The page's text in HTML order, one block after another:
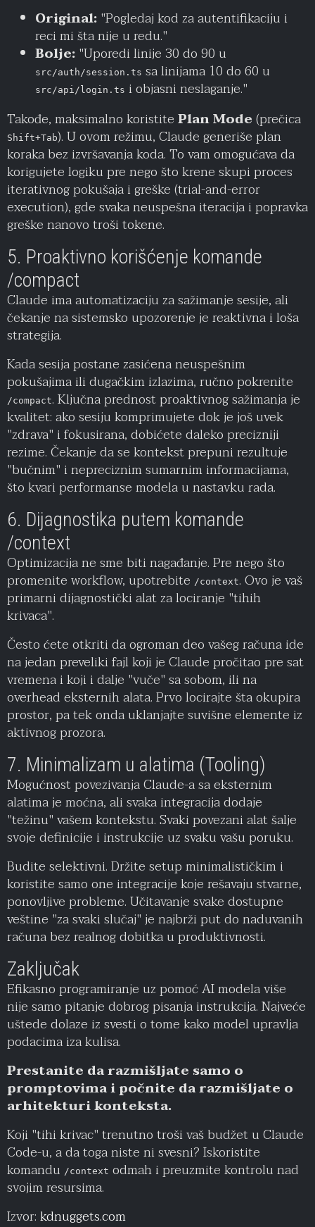
Original:"Pogledaj kod za autentifikaciju i
reci mi šta nije u redu."
Bolje:"Uporedi linije 30 do 90 u
src/auth/session.ts sa linijama 10 do 60 u
src/api/login.ts i objasni neslaganje."
Takođe, maksimalno koristitePlan Mode(prečica
Shift+Tab). U ovom režimu, Claude generiše plan
koraka bez izvršavanja koda. To vam omogućava da
korigujete logiku pre nego što krene skupi proces
iterativnog pokušaja i greške (trial-and-error
execution), gde svaka neuspešna iteracija i popravka
greške nanovo troši tokene.
5. Proaktivno korišćenje komande
/compact
Claude ima automatizaciju za sažimanje sesije, ali
čekanje na sistemsko upozorenje je reaktivna i loša
strategija.
Kada sesija postane zasićena neuspešnim
pokušajima ili dugačkim izlazima, ručno pokrenite
/compact. Ključna prednost proaktivnog sažimanja je
kvalitet: ako sesiju komprimujete dok je još uvek
"zdrava" i fokusirana, dobićete daleko precizniji
rezime. Čekanje da se kontekst prepuni rezultuje
"bučnim" i nepreciznim sumarnim informacijama,
što kvari performanse modela u nastavku rada.
6. Dijagnostika putem komande
/context
Optimizacija ne sme biti nagađanje. Pre nego što
promenite workflow, upotrebite /context. Ovo je vaš
primarni dijagnostički alat za lociranje "tihih
krivaca".
Često ćete otkriti da ogroman deo vašeg računa ide
na jedan preveliki fajl koji je Claude pročitao pre sat
vremena i koji i dalje "vuče" sa sobom, ili na
overhead eksternih alata. Prvo locirajte šta okupira
prostor, pa tek onda uklanjajte suvišne elemente iz
aktivnog prozora.
7. Minimalizam u alatima (Tooling)
Mogućnost povezivanja Claude-a sa eksternim
alatima je moćna, ali svaka integracija dodaje
"težinu" vašem kontekstu. Svaki povezani alat šalje
svoje definicije i instrukcije uz svaku vašu poruku.
Budite selektivni. Držite setup minimalističkim i
koristite samo one integracije koje rešavaju stvarne,
ponovljive probleme. Učitavanje svake dostupne
veštine "za svaki slučaj" je najbrži put do naduvanih
računa bez realnog dobitka u produktivnosti.
Zaključak
Efikasno programiranje uz pomoć AI modela više
nije samo pitanje dobrog pisanja instrukcija. Najveće
uštede dolaze iz svesti o tome kako model upravlja
podacima iza kulisa.
Prestanite da razmišljate samo o
promptovima i počnite da razmišljate o
arhitekturi konteksta.
Koji "tihi krivac" trenutno troši vaš budžet u Claude
Code-u, a da toga niste ni svesni? Iskoristite
komandu /context odmah i preuzmite kontrolu nad
svojim resursima.
Izvor:kdnuggets.com